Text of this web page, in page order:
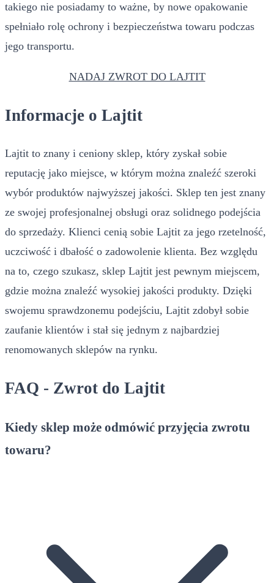
takiego nie posiadamy to ważne, by nowe opakowanie
spełniało rolę ochrony i bezpieczeństwa towaru podczas
jego transportu.
NADAJ ZWROT DO LAJTIT
Informacje o Lajtit
Lajtit to znany i ceniony sklep, który zyskał sobie
reputację jako miejsce, w którym można znaleźć szeroki
wybór produktów najwyższej jakości. Sklep ten jest znany
ze swojej profesjonalnej obsługi oraz solidnego podejścia
do sprzedaży. Klienci cenią sobie Lajtit za jego rzetelność,
uczciwość i dbałość o zadowolenie klienta. Bez względu
na to, czego szukasz, sklep Lajtit jest pewnym miejscem,
gdzie można znaleźć wysokiej jakości produkty. Dzięki
swojemu sprawdzonemu podejściu, Lajtit zdobył sobie
zaufanie klientów i stał się jednym z najbardziej
renomowanych sklepów na rynku.
FAQ - Zwrot do Lajtit
Kiedy sklep może odmówić przyjęcia zwrotu
towaru?